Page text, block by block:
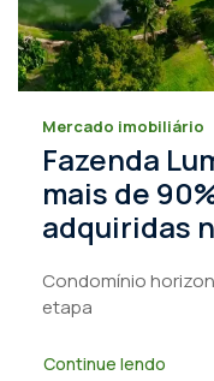
Mercado imobiliário
Fazenda
mais de
adquiridas
Condomínio
etapa
Continue lendo